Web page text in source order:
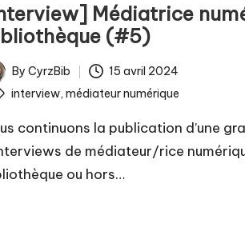
Médiatrice
(#5)
By CyrzBib 15 avril 2024
interview, médiateur numérique
continuons la publication d’une
de médiateur/rice
ou hors…